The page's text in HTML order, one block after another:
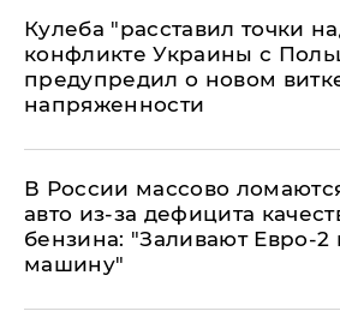
Кулеба "расставил точки
конфликте Украины с
предупредил о новом
напряженности
В России массово
авто из-за дефицита
бензина: "Заливают Евро-2
машину"